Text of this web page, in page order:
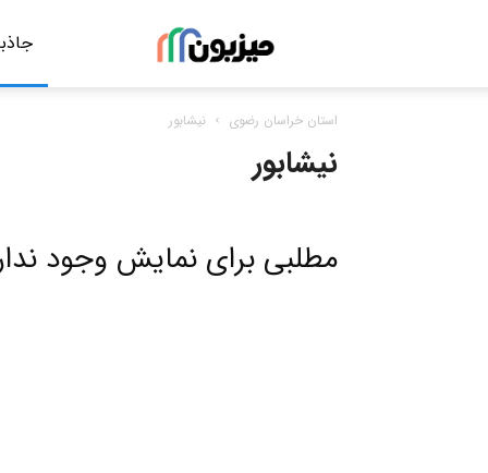
استان خراسان رضوی نیشابور
نیشابور
مطلبی برای نمایش وجود